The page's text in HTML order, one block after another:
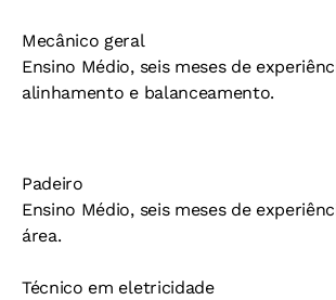
Mecânico geral
Ensino Médio, seis meses de
alinhamento e balanceamento.
Padeiro
Ensino Médio, seis meses de
área.
Técnico em eletricidade